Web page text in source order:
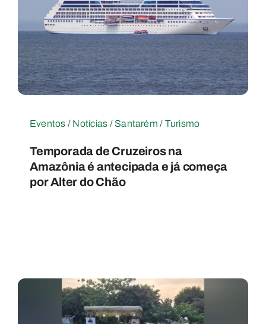
Eventos / Notícias / Santarém / Turismo
Temporada de Cruzeiros na
Amazônia é antecipada e já começa
por Alter do Chão